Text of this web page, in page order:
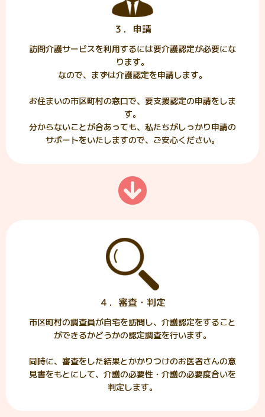
３．申請
訪問介護サービスを利用するには要介護認定が必要にな
ります。
なので、まずは介護認定を申請します。
お住まいの市区町村の窓口で、要支援認定の申請をしま
す。
分からないことが合あっても、私たちがしっかり申請の
サポートをいたしますので、ご安心ください。
４．審査・判定
市区町村の調査員が自宅を訪問し、介護認定をすること
ができるかどうかの認定調査を行います。
同時に、審査をした結果とかかりつけのお医者さんの意
見書をもとにして、介護の必要性・介護の必要度合いを
判定します。